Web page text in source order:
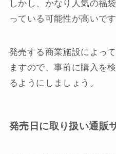
しかし、かなり人気の福
っている可能性が高いで
発売する商業施設によっ
ますので、事前に購入を
るようにしましょう。
発売日に取り扱い通販